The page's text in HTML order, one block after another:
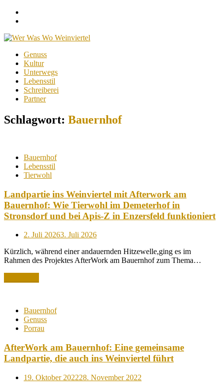
Skip
content
Genuss
Kultur
Unterwegs
Lebensstil
Schreiberei
Partner
Schlagwort: Bauernhof
Bauernhof
Lebensstil
Tierwohl
Landpartie ins Weinviertel mit Afterwork am
Bauernhof: Wie Tierwohl im Demeterhof in
Stronsdorf und bei Apis-Z in Enzersfeld funktioniert
Posted
2. Juli 20263. Juli 2026
Kürzlich, während einer andauernden Hitzewelle,ging es im
Rahmen des Projektes AfterWork am Bauernhof zum Thema…
Bauernhof
Genuss
Porrau
AfterWork am Bauernhof: Eine gemeinsame
Landpartie, die auch ins Weinviertel führt
Posted
19. Oktober 202228. November 2022